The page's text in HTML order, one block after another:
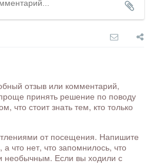
отзыв или комментарий,
принять решение по поводу
что стоит знать тем, кто только
от посещения. Напишите
что нет, что запомнилось, что
необычным. Если вы ходили с